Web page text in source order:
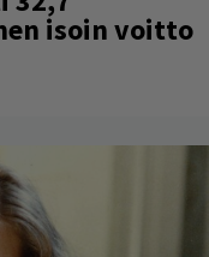
isoin voitto